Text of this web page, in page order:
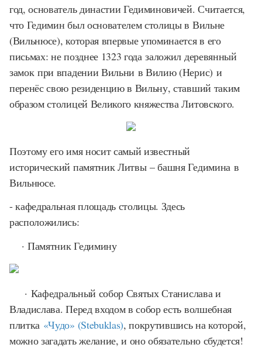
год, основатель династии Гедиминовичей. Считается,
что Гедимин был основателем столицы в Вильне
(Вильнюсе), которая впервые упоминается в его
письмах: не позднее 1323 года заложил деревянный
замок при впадении Вильни в Вилию (Нерис) и
перенёс свою резиденцию в Вильну, ставший таким
образом столицей Великого княжества Литовского.
Поэтому его имя носит самый известный
исторический памятник Литвы – башня Гедимина в
Вильнюсе.
- кафедральная площадь столицы. Здесь
расположились:
· Памятник Гедимину
· Кафедральный собор Святых Станислава и
Владислава. Перед входом в собор есть волшебная
плитка «Чудо» (Stebuklas), покрутившись на которой,
можно загадать желание, и оно обязательно сбудется!